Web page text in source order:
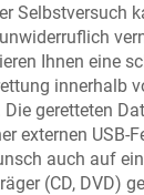
Selbstversuch
Ihnen eine
innerhalb
Die geretteten
externen USB-
auch auf
(CD, DVD)